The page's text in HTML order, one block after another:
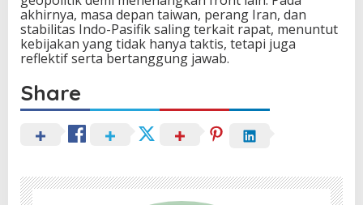
akhirnya, masa depan taiwan, perang Iran, dan
stabilitas Indo-Pasifik saling terkait rapat, menuntut
kebijakan yang tidak hanya taktis, tetapi juga
reflektif serta bertanggung jawab.
Share